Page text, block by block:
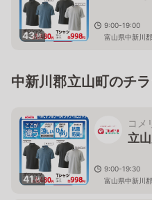
43枚
9:00-19:00
富山県中新川
中新川郡立山町のチ
41枚
コメ
立
9:00-19:30
富山県中新川